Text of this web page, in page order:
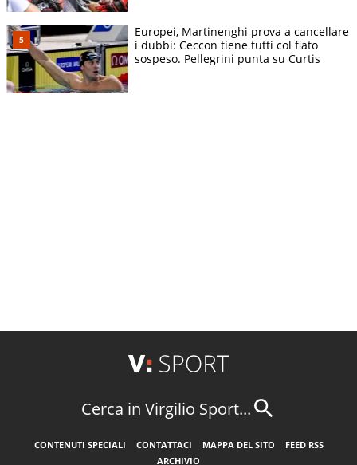
Europei, Martinenghi prova a cancellare
i dubbi: Ceccon tiene tutti col fiato
sospeso. Pellegrini punta su Curtis
Cerca in Virgilio Sport...
CONTENUTI SPECIALI CONTATTACI MAPPA DEL SITO
FEED RSS
ARCHIVIO